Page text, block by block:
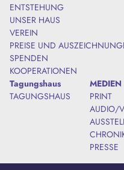
ENTSTEHUNG
UNSER HAUS
VEREIN
PREISE UND
SPENDEN
KOOPERATIONEN
Tagungshaus
TAGUNGSHAUS
MEDIEN
PRINT
AUDIO/
PRESSE